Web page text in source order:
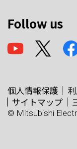
Follow us
個人情報保護
サイトマップ
© Mitsubishi